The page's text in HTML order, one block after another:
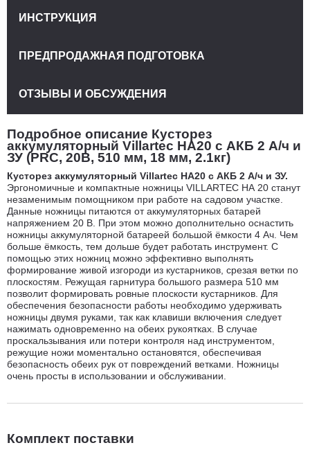
Подробное описание Кусторез
аккумуляторный Villartec HA20 с АКБ 2 А/ч и
ЗУ (PRC, 20В, 510 мм, 18 мм, 2.1кг)
Кусторез аккумуляторный Villartec HA20 с АКБ 2 А/ч и ЗУ.
Эргономичные и компактные ножницы VILLARTEC HА 20 станут
незаменимым помощником при работе на садовом участке.
Данные ножницы питаются от аккумуляторных батарей
напряжением 20 В. При этом можно дополнительно оснастить
ножницы аккумуляторной батареей большой ёмкости 4 Ач. Чем
больше ёмкость, тем дольше будет работать инструмент. С
помощью этих ножниц можно эффективно выполнять
формирование живой изгороди из кустарников, срезая ветки по
плоскостям. Режущая гарнитура большого размера 510 мм
позволит формировать ровные плоскости кустарников. Для
обеспечения безопасности работы необходимо удерживать
ножницы двумя руками, так как клавиши включения следует
нажимать одновременно на обеих рукоятках. В случае
проскальзывания или потери контроля над инструментом,
режущие ножи моментально остановятся, обеспечивая
безопасность обеих рук от повреждений ветками. Ножницы
очень просты в использовании и обслуживании.
Комплект поставки
ИНСТРУКЦИЯ
ПРЕДПРОДАЖНАЯ ПОДГОТОВКА
ОТЗЫВЫ И ОБСУЖДЕНИЯ